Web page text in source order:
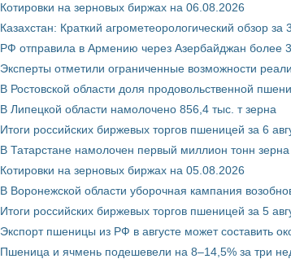
Котировки на зерновых биржах на 06.08.2026
Казахстан: Краткий агрометеорологический обзор
РФ отправила в Армению через Азербайджан более
Эксперты отметили ограниченные возможности
В Ростовской области доля продовольственной
В Липецкой области намолочено 856,4 тыс. т зерна
Итоги российских биржевых торгов пшеницей за 6
В Татарстане намолочен первый миллион тонн зерна
Котировки на зерновых биржах на 05.08.2026
В Воронежской области уборочная кампания
Итоги российских биржевых торгов пшеницей за 5
Экспорт пшеницы из РФ в августе может составить
Пшеница и ячмень подешевели на 8–14,5% за три